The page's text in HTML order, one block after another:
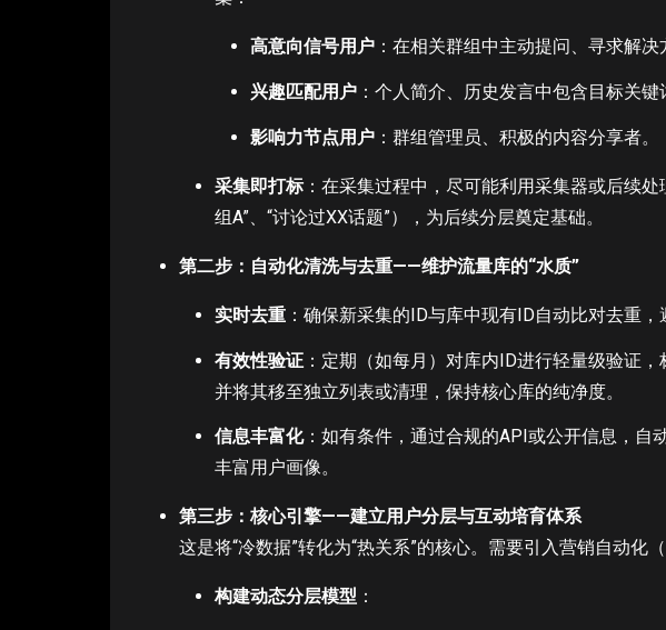
高意向信号用户 ：在相关群组中主动提问、寻求解决
兴趣匹配用户 ：个人简介、历史发言中包含目标关键
影响力节点用户 ：群组管理员、积极的内容分享者。
采集即打标：在采集过程中，尽可能利用采集器或后续
组A”、“讨论过XX话题”），为后续分层奠定基础。
第二步：自动化清洗与去重——维护流量库的“水质”
实时去重 ：确保新采集的ID与库中现有ID自动比对去重，
有效性验证 ：定期（如每月）对库内ID进行轻量级验证
并将其移至独立列表或清理，保持核心库的纯净度。
信息丰富化：如有条件，通过合规的API或公开信息，自
丰富用户画像。
第三步：核心引擎——建立用户分层与互动培育体系
这是将“冷数据”转化为“热关系”的核心。需要引入营销自动化（
构建动态分层模型 ：